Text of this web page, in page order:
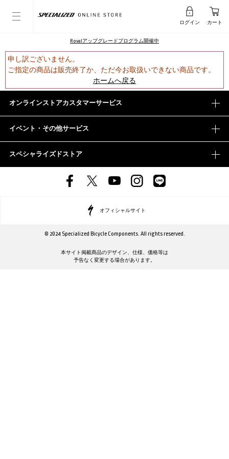
ログイン カート
Rovalアップグレードプログラム開催中
申し訳ございません。
ご指定の商品は販売終了か、ただ今お取扱いできない商品です。
ホームへ戻る
オンラインストアカスタマーサービス
イベント・その他サービス
スペシャライズドストア
オフィシャルサイト
© 2024 Specialized Bicycle Components. All rights reserved.
本サイト掲載商品のデザイン、仕様、価格等は
予告なく変更する場合があります。